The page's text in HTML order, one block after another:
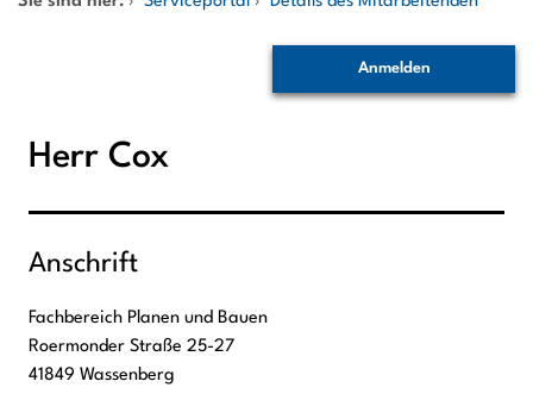
Dienstleistungen A-Z
Anmelden
Herr Cox
Anschrift
Fachbereich Planen und Bauen
Roermonder Straße 25-27
41849 Wassenberg